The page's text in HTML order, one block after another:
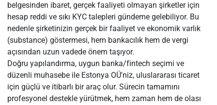
belgesinden ibaret, gerçek faaliyeti olmayan şirketler için
hesap reddi ve sıkı KYC talepleri gündeme gelebiliyor. Bu
nedenle şirketinizin gerçek bir faaliyet ve ekonomik varlık
(substance) göstermesi, hem bankacılık hem de vergi
açısından uzun vadede önem taşıyor.
Doğru yapılandırma, uygun banka/fintech seçimi ve
düzenli muhasebe ile Estonya OÜ'niz, uluslararası ticaret
için güçlü ve itibarlı bir araç olur. Sürecin tamamını
profesyonel destekle yürütmek, hem zaman hem de olası